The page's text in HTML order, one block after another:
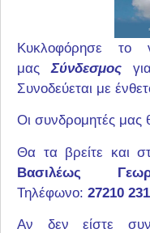
Κυκλοφόρησε το
μας Σύνδεσμος
Συνοδεύεται με
Οι συνδρομητές μας
Θα τα βρείτε και
Βασιλέως
Τηλέφωνο: 27210
Αν δεν είστε